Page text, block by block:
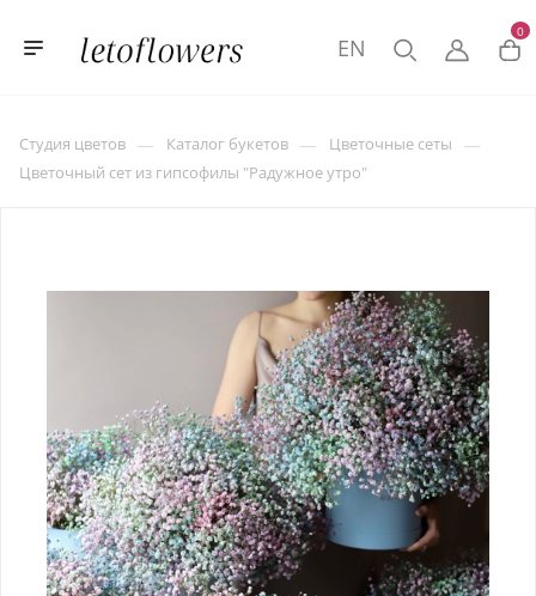
0
EN
Студия цветов — Каталог букетов — Цветочные сеты —
Цветочный сет из гипсофилы "Радужное утро"